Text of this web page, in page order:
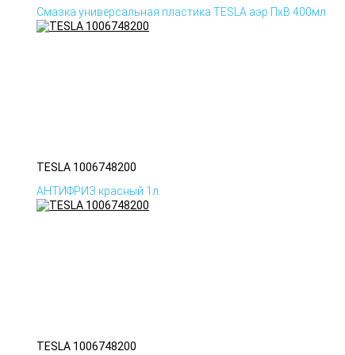
Смазка универсальная пластика TESLA аэр ПхВ 400мл
TESLA 1006748200
АНТИФРИЗ красный 1л.
TESLA 1006748200